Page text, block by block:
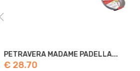
PETRAVERA MADAME PADELLA...
€ 28.70